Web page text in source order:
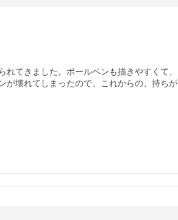
てきました。ボールペンも描きやすくて、
が壊れてしまったので、これからの、持ちが